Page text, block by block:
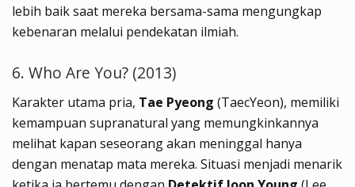
lebih baik saat mereka bersama-sama mengungkap
kebenaran melalui pendekatan ilmiah.
6. Who Are You? (2013)
Karakter utama pria, Tae Pyeong (TaecYeon), memiliki
kemampuan supranatural yang memungkinkannya
melihat kapan seseorang akan meninggal hanya
dengan menatap mata mereka. Situasi menjadi menarik